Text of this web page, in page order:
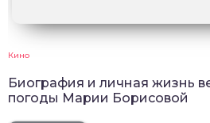
Кино
Биография и личная жизнь
погоды Марии Борисовой